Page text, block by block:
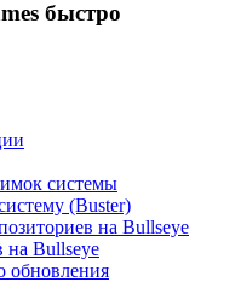
быстро
системы
(Buster)
на Bullseye
Bullseye